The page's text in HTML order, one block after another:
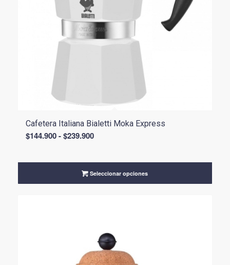
Cafetera Italiana Bialetti Moka Express
$144.900 - $239.900Rango
desde
$144.900
Seleccionar opciones